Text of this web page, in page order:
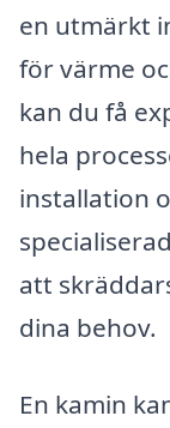
en utmärkt
för värme
kan du få
hela
installation
att
dina behov.
En kamin